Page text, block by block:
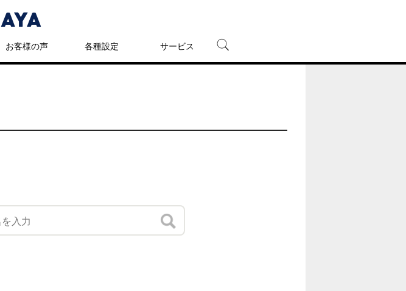
お客様の声 各種設定 サービス
蔦屋書店